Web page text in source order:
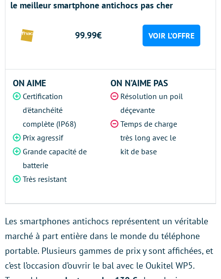
le meilleur smartphone antichocs pas cher
99.99€ VOIR L’OFFRE
ON AIME
Certification
d'étanchéité
complète (IP68)
Prix agressif
Grande capacité de
batterie
Très resistant
ON N’AIME PAS
Résolution un poil
déçevante
Temps de charge
très long avec le
kit de base
Les smartphones antichocs représentent un véritable
marché à part entière dans le monde du téléphone
portable. Plusieurs gammes de prix y sont affichées, et
c’est l’occasion d’ouvrir le bal avec le Oukitel WP5.